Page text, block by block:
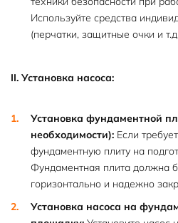
Используйте средства
(перчатки, защитные очки и
II. Установка насоса:
Установка фундаментной
необходимости): Если
фундаментную плиту на
Фундаментная плита должна
горизонтально и надежно
Установка насоса на